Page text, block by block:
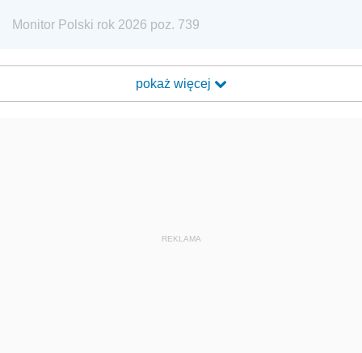
Monitor Polski rok 2026 poz. 739
pokaż więcej
REKLAMA